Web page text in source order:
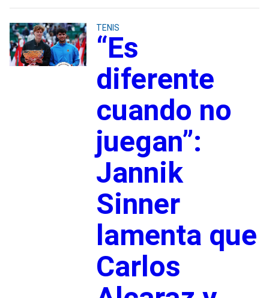
TENIS
“Es
diferente
cuando no
juegan”:
Jannik
Sinner
lamenta que
Carlos